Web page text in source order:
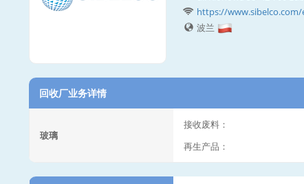
https://
波兰
回收厂业务详情
玻璃
接收废料：
再生产品：